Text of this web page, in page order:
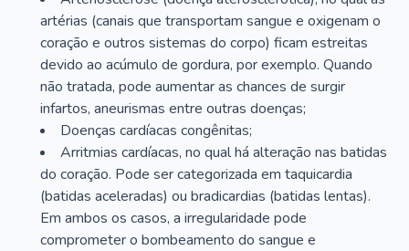
artérias (canais que transportam sangue e oxigenam o
coração e outros sistemas do corpo) ficam estreitas
devido ao acúmulo de gordura, por exemplo. Quando
não tratada, pode aumentar as chances de surgir
infartos, aneurismas entre outras doenças;
Doenças cardíacas congênitas;
Arritmias cardíacas, no qual há alteração nas batidas
do coração. Pode ser categorizada em taquicardia
(batidas aceleradas) ou bradicardias (batidas lentas).
Em ambos os casos, a irregularidade pode
comprometer o bombeamento do sangue e